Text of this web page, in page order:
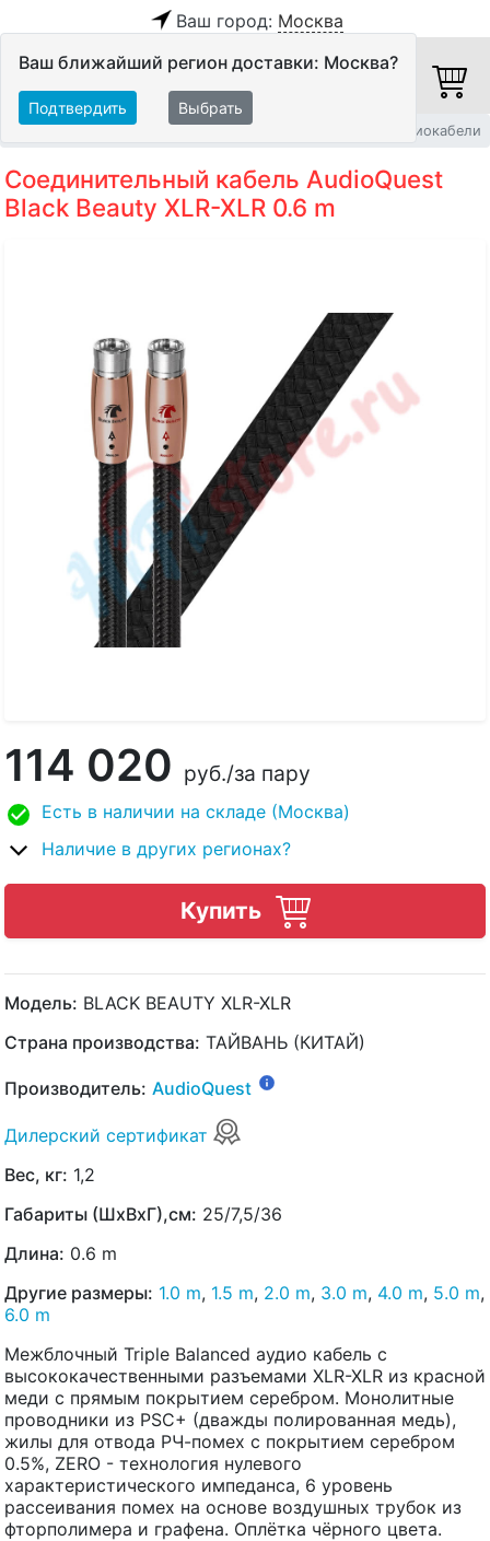
Ваш город: Москва
Ваш ближайший регион доставки: Москва?
Подтвердить Выбрать
Балансные аудиокабели
Соединительный кабель AudioQuest
Black Beauty XLR-XLR 0.6 m
114 020 руб./за пару
Есть в наличии на складе (Москва)
Наличие в других регионах?
Купить
Модель: BLACK BEAUTY XLR-XLR
Страна производства: ТАЙВАНЬ (КИТАЙ)
Производитель: AudioQuest
Дилерский сертификат
Вес, кг: 1,2
Габариты (ШхВхГ),см: 25/7,5/36
Длина: 0.6 m
Другие размеры: 1.0 m, 1.5 m, 2.0 m, 3.0 m, 4.0 m, 5.0 m,
6.0 m
Межблочный Triple Balanced аудио кабель с
высококачественными разъемами XLR-XLR из красной
меди с прямым покрытием серебром. Монолитные
проводники из PSC+ (дважды полированная медь),
жилы для отвода РЧ-помех с покрытием серебром
0.5%, ZERO - технология нулевого
характеристического импеданса, 6 уровень
рассеивания помех на основе воздушных трубок из
фторполимера и графена. Оплётка чёрного цвета.